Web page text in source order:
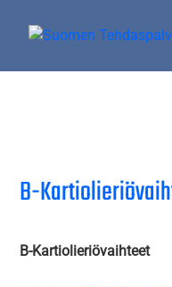
B-
B-Kartiolieriövaihteet